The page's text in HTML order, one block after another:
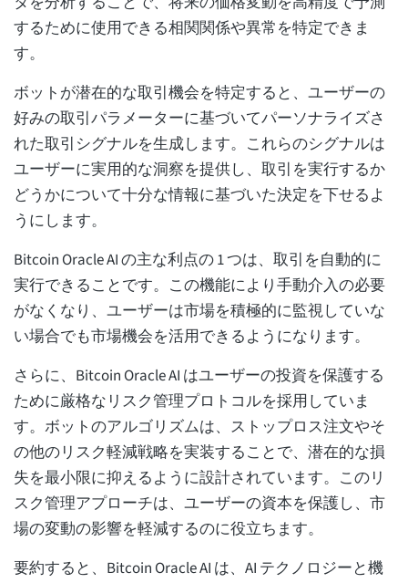
するために使用できる相関関係や異常を特定できま
す。
ボットが潜在的な取引機会を特定すると、ユーザーの
好みの取引パラメーターに基づいてパーソナライズさ
れた取引シグナルを生成します。これらのシグナルは
ユーザーに実用的な洞察を提供し、取引を実行するか
どうかについて十分な情報に基づいた決定を下せるよ
うにします。
Bitcoin Oracle AI の主な利点の 1 つは、取引を自動的に
実行できることです。この機能により手動介入の必要
がなくなり、ユーザーは市場を積極的に監視していな
い場合でも市場機会を活用できるようになります。
さらに、Bitcoin Oracle AI はユーザーの投資を保護する
ために厳格なリスク管理プロトコルを採用していま
す。ボットのアルゴリズムは、ストップロス注文やそ
の他のリスク軽減戦略を実装することで、潜在的な損
失を最小限に抑えるように設計されています。このリ
スク管理アプローチは、ユーザーの資本を保護し、市
場の変動の影響を軽減するのに役立ちます。
要約すると、Bitcoin Oracle AI は、AI テクノロジーと機